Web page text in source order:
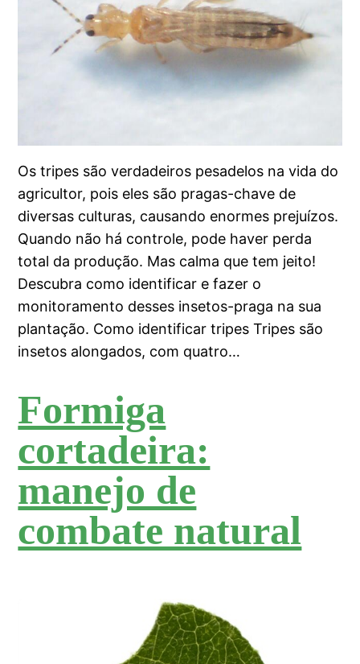
Os tripes são verdadeiros pesadelos na vida do
agricultor, pois eles são pragas-chave de
diversas culturas, causando enormes prejuízos.
Quando não há controle, pode haver perda
total da produção. Mas calma que tem jeito!
Descubra como identificar e fazer o
monitoramento desses insetos-praga na sua
plantação. Como identificar tripes Tripes são
insetos alongados, com quatro…
Formiga
cortadeira:
manejo de
combate natural